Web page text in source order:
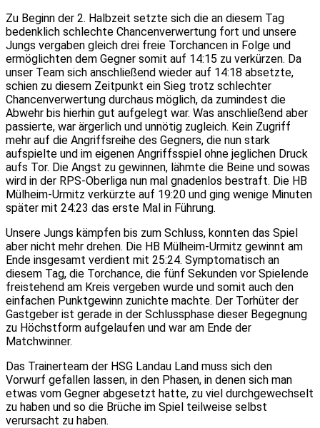
Zu Beginn der 2. Halbzeit setzte sich die an diesem Tag
bedenklich schlechte Chancenverwertung fort und unsere
Jungs vergaben gleich drei freie Torchancen in Folge und
ermöglichten dem Gegner somit auf 14:15 zu verkürzen. Da
unser Team sich anschließend wieder auf 14:18 absetzte,
schien zu diesem Zeitpunkt ein Sieg trotz schlechter
Chancenverwertung durchaus möglich, da zumindest die
Abwehr bis hierhin gut aufgelegt war. Was anschließend aber
passierte, war ärgerlich und unnötig zugleich. Kein Zugriff
mehr auf die Angriffsreihe des Gegners, die nun stark
aufspielte und im eigenen Angriffsspiel ohne jeglichen Druck
aufs Tor. Die Angst zu gewinnen, lähmte die Beine und sowas
wird in der RPS-Oberliga nun mal gnadenlos bestraft. Die HB
Mülheim-Urmitz verkürzte auf 19:20 und ging wenige Minuten
später mit 24:23 das erste Mal in Führung.
Unsere Jungs kämpfen bis zum Schluss, konnten das Spiel
aber nicht mehr drehen. Die HB Mülheim-Urmitz gewinnt am
Ende insgesamt verdient mit 25:24. Symptomatisch an
diesem Tag, die Torchance, die fünf Sekunden vor Spielende
freistehend am Kreis vergeben wurde und somit auch den
einfachen Punktgewinn zunichte machte. Der Torhüter der
Gastgeber ist gerade in der Schlussphase dieser Begegnung
zu Höchstform aufgelaufen und war am Ende der
Matchwinner.
Das Trainerteam der HSG Landau Land muss sich den
Vorwurf gefallen lassen, in den Phasen, in denen sich man
etwas vom Gegner abgesetzt hatte, zu viel durchgewechselt
zu haben und so die Brüche im Spiel teilweise selbst
verursacht zu haben.